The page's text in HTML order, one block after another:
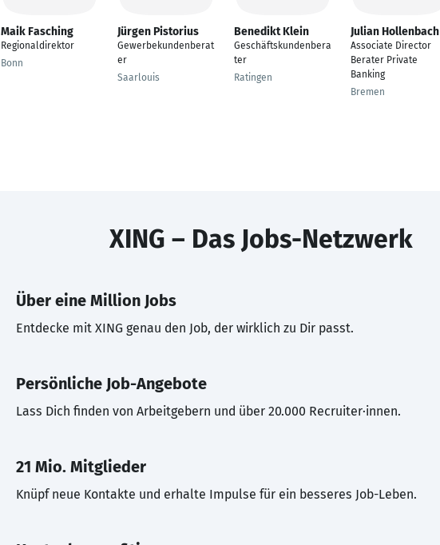
Maik Fasching
Regionaldirektor
Bonn
Jürgen Pistorius
Gewerbekundenberat
er
Saarlouis
Benedikt Klein
Geschäftskundenbera
ter
Ratingen
Julian Hollenbach
Associate Director
Berater Private
Banking
Bremen
XING – Das Jobs-Netzwerk
Über eine Million Jobs
Entdecke mit XING genau den Job, der wirklich zu Dir passt.
Persönliche Job-Angebote
Lass Dich finden von Arbeitgebern und über 20.000 Recruiter·innen.
21 Mio. Mitglieder
Knüpf neue Kontakte und erhalte Impulse für ein besseres Job-Leben.